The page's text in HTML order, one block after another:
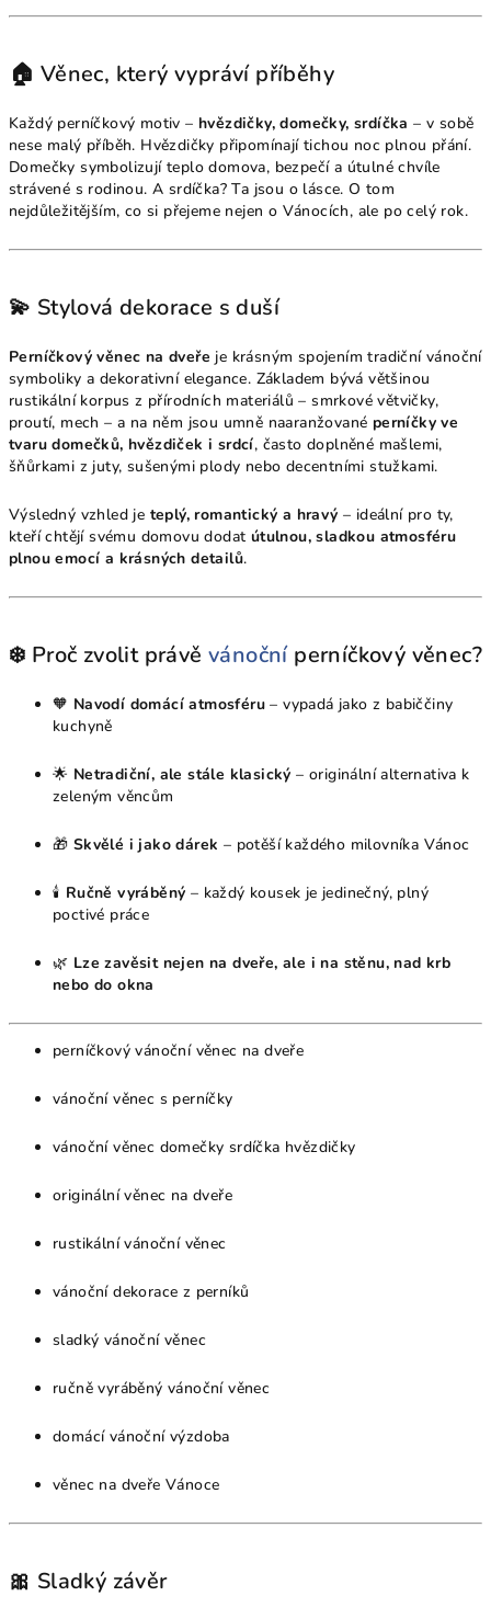
🏠 Věnec, který vypráví příběhy
Každý perníčkový motiv – hvězdičky, domečky, srdíčka – v sobě
nese malý příběh. Hvězdičky připomínají tichou noc plnou přání.
Domečky symbolizují teplo domova, bezpečí a útulné chvíle
strávené s rodinou. A srdíčka? Ta jsou o lásce. O tom
nejdůležitějším, co si přejeme nejen o Vánocích, ale po celý rok.
💫 Stylová dekorace s duší
Perníčkový věnec na dveře je krásným spojením tradiční vánoční
symboliky a dekorativní elegance. Základem bývá většinou
rustikální korpus z přírodních materiálů – smrkové větvičky,
proutí, mech – a na něm jsou umně naaranžované perníčky ve
tvaru domečků, hvězdiček i srdcí, často doplněné mašlemi,
šňůrkami z juty, sušenými plody nebo decentními stužkami.
Výsledný vzhled je teplý, romantický a hravý – ideální pro ty,
kteří chtějí svému domovu dodat útulnou, sladkou atmosféru
plnou emocí a krásných detailů.
❄️ Proč zvolit právě vánočníperníčkový věnec?
🧡 Navodí domácí atmosféru – vypadá jako z babiččiny
kuchyně
🌟 Netradiční, ale stále klasický – originální alternativa k
zeleným věncům
🎁 Skvělé i jako dárek – potěší každého milovníka Vánoc
🕯 Ručně vyráběný – každý kousek je jedinečný, plný
poctivé práce
🌿 Lze zavěsit nejen na dveře, ale i na stěnu, nad krb
nebo do okna
perníčkový vánoční věnec na dveře
vánoční věnec s perníčky
vánoční věnec domečky srdíčka hvězdičky
originální věnec na dveře
rustikální vánoční věnec
vánoční dekorace z perníků
sladký vánoční věnec
ručně vyráběný vánoční věnec
domácí vánoční výzdoba
věnec na dveře Vánoce
🎀 Sladký závěr